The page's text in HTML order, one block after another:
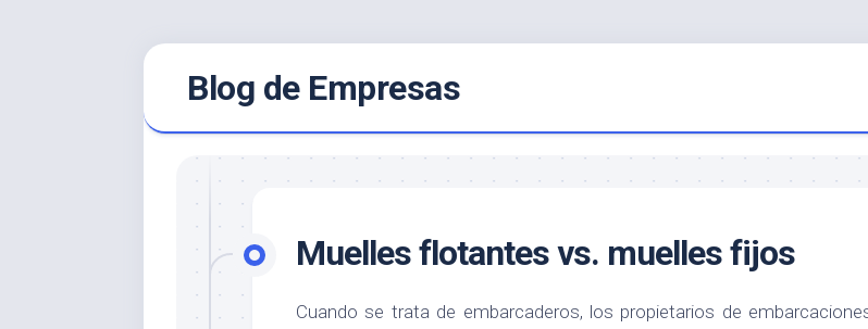
Blog de Empresas
Muelles flotantes vs. muelles fijos
Cuando se trata de embarcaderos, los propietarios de